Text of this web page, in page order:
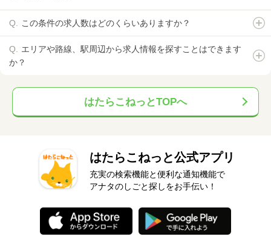
この条件の求人数はどのくらいありますか？
エリアや路線、駅周辺から求人情報を探すことはできます
か？
はたらこねっとTOPへ
はたらこねっと公式アプリ
充実の検索機能と便利な通知機能で
アナタのしごと探しをお手伝い！